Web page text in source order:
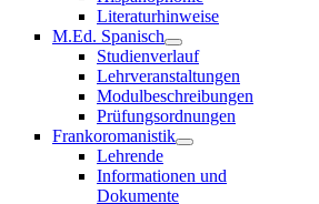
Literaturhinweise
M.Ed. Spanisch
Studienverlauf
Lehrveranstaltungen
Modulbeschreibungen
Prüfungsordnungen
Frankoromanistik
Lehrende
Informationen und
Dokumente